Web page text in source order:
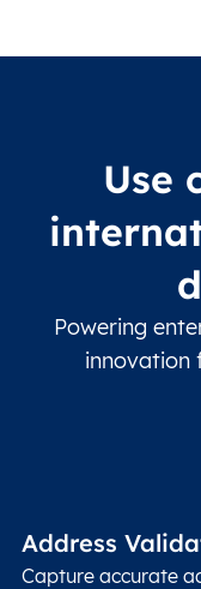
Use
Powering
innovation
Address
Capture accurate